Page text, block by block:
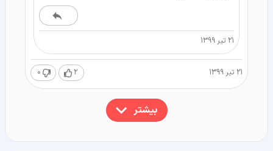
21 تیر 1399
21 تیر 1399 2
0
بیشتر